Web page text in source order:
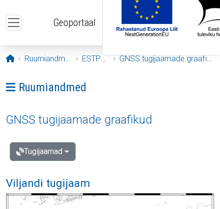
Geoportaal
Avaleht
Ruumiandmed ESTPOS GNSS tugijaamade graafikud
Ava menüü: Ruumiandmed
Ruumiandmed
GNSS tugijaamade graafikud
Tugijaamad
Viljandi tugijaam